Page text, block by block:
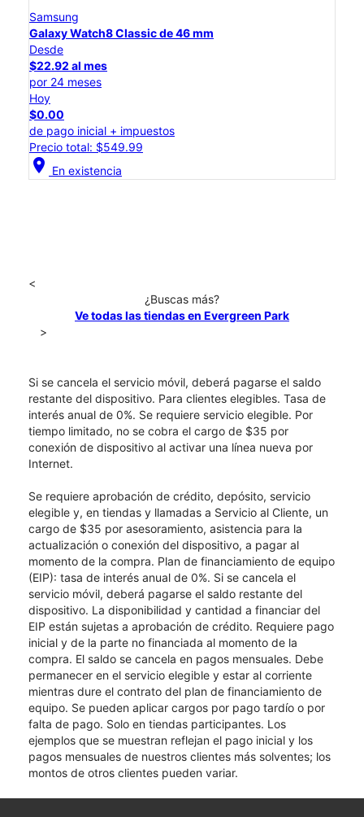
Samsung
Galaxy Watch8 Classic de 46 mm
Desde
$22.92 al mes
por 24 meses
Hoy
$0.00
de pago inicial + impuestos
Precio total: $549.99
location_on En existencia
<
¿Buscas más?
Ve todas las tiendas en Evergreen Park
>
Si se cancela el servicio móvil, deberá pagarse el saldo
restante del dispositivo. Para clientes elegibles. Tasa de
interés anual de 0%. Se requiere servicio elegible. Por
tiempo limitado, no se cobra el cargo de $35 por
conexión de dispositivo al activar una línea nueva por
Internet.
Se requiere aprobación de crédito, depósito, servicio
elegible y, en tiendas y llamadas a Servicio al Cliente, un
cargo de $35 por asesoramiento, asistencia para la
actualización o conexión del dispositivo, a pagar al
momento de la compra. Plan de financiamiento de equipo
(EIP): tasa de interés anual de 0%. Si se cancela el
servicio móvil, deberá pagarse el saldo restante del
dispositivo. La disponibilidad y cantidad a financiar del
EIP están sujetas a aprobación de crédito. Requiere pago
inicial y de la parte no financiada al momento de la
compra. El saldo se cancela en pagos mensuales. Debe
permanecer en el servicio elegible y estar al corriente
mientras dure el contrato del plan de financiamiento de
equipo. Se pueden aplicar cargos por pago tardío o por
falta de pago. Solo en tiendas participantes. Los
ejemplos que se muestran reflejan el pago inicial y los
pagos mensuales de nuestros clientes más solventes; los
montos de otros clientes pueden variar.